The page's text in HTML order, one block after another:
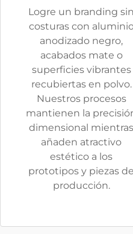
Logre un branding sin
costuras con
anodizado negro,
acabados mate o
superficies vibrantes
recubiertas en polvo.
Nuestros procesos
mantienen la
dimensional mientras
añaden atractivo
estético a los
prototipos y piezas de
producción.